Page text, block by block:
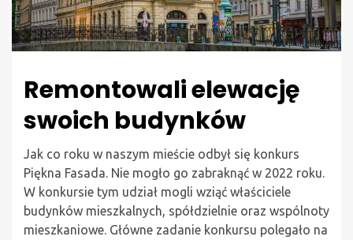
Remontowali elewację
swoich budynków
Jak co roku w naszym mieście odbył się konkurs
Piękna Fasada. Nie mogło go zabraknąć w 2022 roku.
W konkursie tym udział mogli wziąć właściciele
budynków mieszkalnych, spółdzielnie oraz wspólnoty
mieszkaniowe. Główne zadanie konkursu polegało na